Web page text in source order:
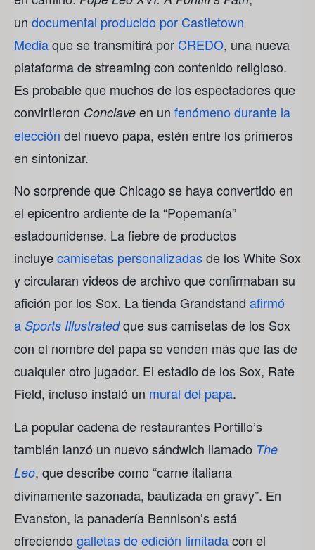
un documental producido por Castletown
Mediaque se transmitirá por CREDO, una nueva
plataforma de streaming con contenido religioso.
Es probable que muchos de los espectadores que
convirtieron Conclave en un fenómeno durante la
elección del nuevo papa, estén entre los primeros
en sintonizar.
No sorprende que Chicago se haya convertido en
el epicentro ardiente de la “Popemanía”
estadounidense. La fiebre de productos
incluyecamisetas personalizadasde los White Sox
y circularan videos de archivo que confirmaban su
afición por los Sox. La tienda Grandstand afirmó
a Sports Illustratedque sus camisetas de los Sox
con el nombre del papa se venden más que las de
cualquier otro jugador. El estadio de los Sox, Rate
Field, incluso instaló un mural del papa.
La popular cadena de restaurantes Portillo’s
también lanzó un nuevo sándwich llamado The
Leo, que describe como “carne italiana
divinamente sazonada, bautizada en gravy”. En
Evanston, la panadería Bennison’s está
ofreciendo galletas de edición limitadacon el